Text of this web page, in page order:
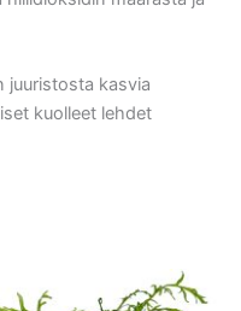
juuristosta kasvia
kuolleet lehdet